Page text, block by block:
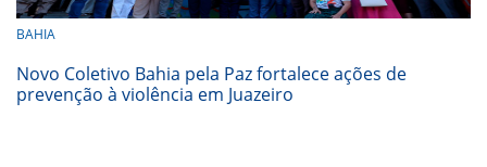
BAHIA
Novo Coletivo Bahia pela Paz fortalece ações de
prevenção à violência em Juazeiro